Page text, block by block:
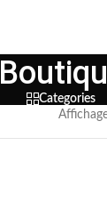
Categories